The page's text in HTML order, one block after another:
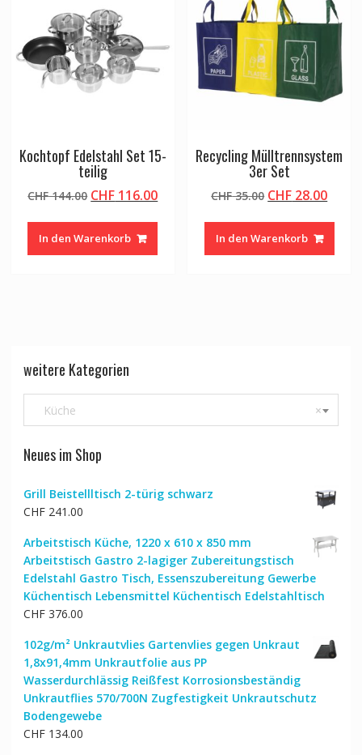
Kochtopf Edelstahl Set 15-
teilig
CHF144.00 Ursprünglicher
war:
CHF 144.00
CHF 116.00Aktueller
CHF 116.00.
In den Warenkorb
Recycling Mülltrennsystem
3er Set
CHF35.00 Ursprünglicher
war:
CHF 35.00
CHF 28.00
In den Warenkorb
weitere Kategorien
×
Küche
Neues im Shop
Grill Beistellltisch 2-türig schwarz
CHF241.00
Arbeitstisch Küche, 1220 x 610 x 850 mm
Arbeitstisch Gastro 2-lagiger Zubereitungstisch
Edelstahl Gastro Tisch, Essenszubereitung Gewerbe
Küchentisch Lebensmittel Küchentisch Edelstahltisch
CHF376.00
102g/m² Unkrautvlies Gartenvlies gegen Unkraut
1,8x91,4mm Unkrautfolie aus PP
Wasserdurchlässig Reißfest Korrosionsbeständig
Unkrautflies 570/700N Zugfestigkeit Unkrautschutz
Bodengewebe
CHF134.00